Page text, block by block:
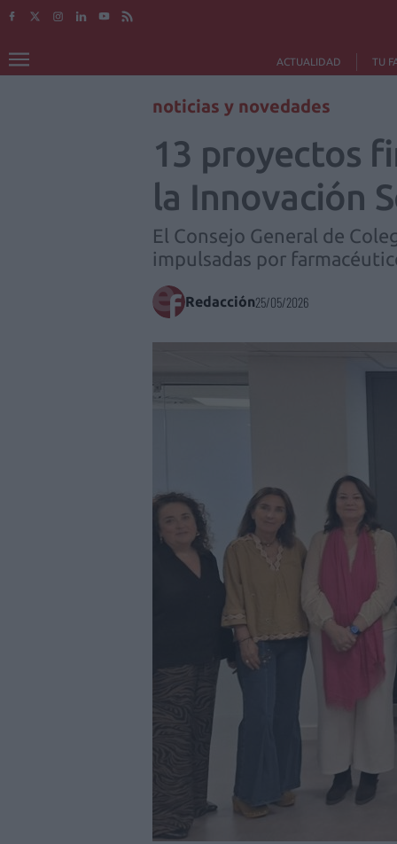
ACTUALIDAD TU
noticias y novedades
13 proyectos
la Innovación
El Consejo General de
impulsadas por
Redacción25/05/2026